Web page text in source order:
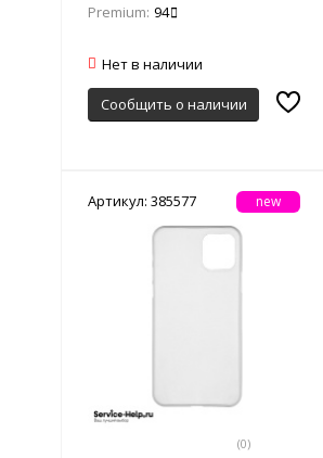
Premium: 94
Нет в наличии
Сообщить о наличии
Артикул: 385577
(0)
new